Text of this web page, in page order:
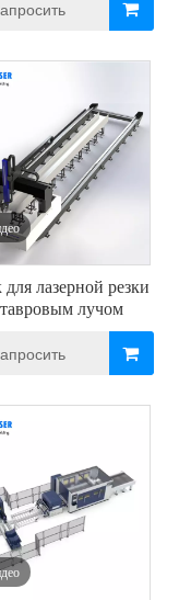
лазерной резки
лучом